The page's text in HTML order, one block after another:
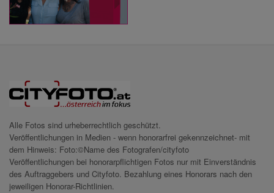
Alle Fotos sind urheberrechtlich geschützt.
Veröffentlichungen in Medien - wenn honorarfrei gekennzeichnet- mit
dem Hinweis: Foto:©Name des Fotografen/cityfoto
Veröffentlichungen bei honorarpflichtigen Fotos nur mit Einverständnis
des Auftraggebers und Cityfoto. Bezahlung eines Honorars nach den
jeweiligen Honorar-Richtlinien.